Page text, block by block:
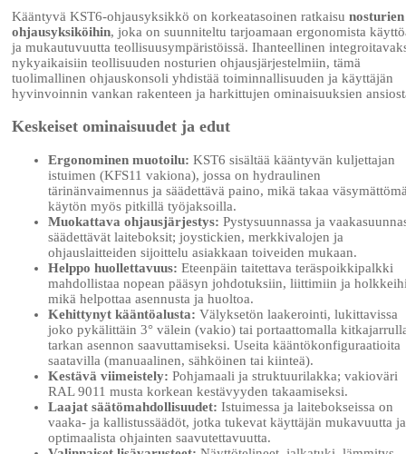
Kääntyvä KST6-ohjausyksikkö on korkeatasoinen ratkaisu nosturien
ohjausyksiköihin, joka on suunniteltu tarjoamaan ergonomista
ja mukautuvuutta teollisuusympäristöissä. Ihanteellinen
nykyaikaisiin teollisuuden nosturien ohjausjärjestelmiin, tämä
tuolimallinen ohjauskonsoli yhdistää toiminnallisuuden ja käyttäjän
hyvinvoinnin vankan rakenteen ja harkittujen ominaisuuksien
Keskeiset ominaisuudet ja edut
Ergonominen muotoilu: KST6 sisältää kääntyvän kuljettajan
istuimen (KFS11 vakiona), jossa on hydraulinen
tärinänvaimennus ja säädettävä paino, mikä takaa
käytön myös pitkillä työjaksoilla.
Muokattava ohjausjärjestys: Pystysuunnassa ja
säädettävät laiteboksit; joystickien, merkkivalojen ja
ohjauslaitteiden sijoittelu asiakkaan toiveiden mukaan.
Helppo huollettavuus: Eteenpäin taitettava teräspoikkipalkki
mahdollistaa nopean pääsyn johdotuksiin, liittimiin ja
mikä helpottaa asennusta ja huoltoa.
Kehittynyt kääntöalusta: Välyksetön laakerointi, lukittavissa
joko pykälittäin 3° välein (vakio) tai portaattomalla
tarkan asennon saavuttamiseksi. Useita kääntökonfiguraatioita
saatavilla (manuaalinen, sähköinen tai kiinteä).
Kestävä viimeistely: Pohjamaali ja struktuurilakka; vakioväri
RAL 9011 musta korkean kestävyyden takaamiseksi.
Laajat säätömahdollisuudet: Istuimessa ja laitebokseissa on
vaaka- ja kallistussäädöt, jotka tukevat käyttäjän mukavuutta ja
optimaalista ohjainten saavutettavuutta.